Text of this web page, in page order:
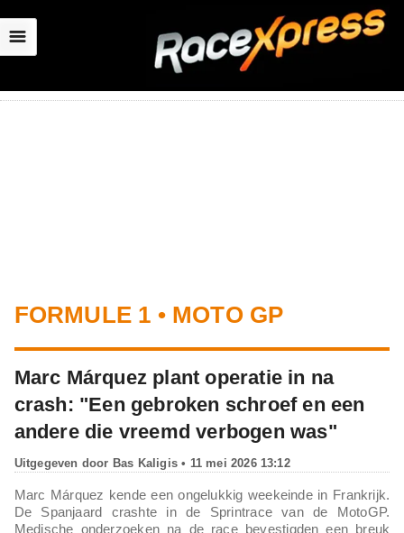
☰
FORMULE 1 • MOTO GP
Marc Márquez plant operatie in na
crash: "Een gebroken schroef en een
andere die vreemd verbogen was"
Uitgegeven door Bas Kaligis• 11 mei 2026 13:12
Marc Márquez kende een ongelukkig weekeinde in Frankrijk.
De Spanjaard crashte in de Sprintrace van de MotoGP.
Medische onderzoeken na de race bevestigden een breuk